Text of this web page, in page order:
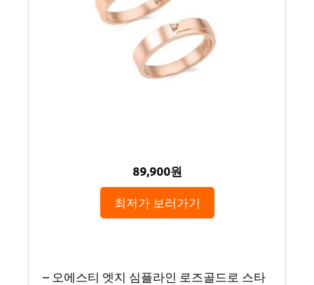
89,900원
최저가 보러가기
– 오에스티 엣지 심플라인 로즈골드로 스타